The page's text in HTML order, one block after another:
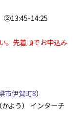
②13:45-14:25
。先着順でお申込み
市伊賀町8）
よう） インターチ